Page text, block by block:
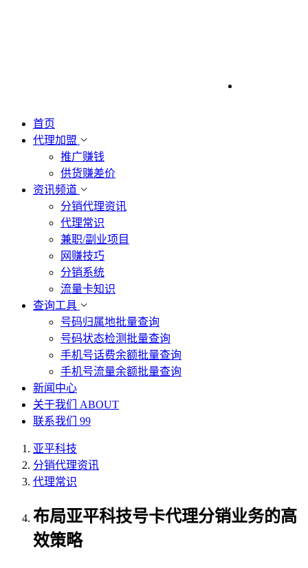
首页
代理加盟
推广赚钱
供货赚差价
资讯频道
分销代理资讯
代理常识
兼职/副业项目
网赚技巧
分销系统
流量卡知识
查询工具
号码归属地批量查询
号码状态检测批量查询
手机号话费余额批量查询
手机号流量余额批量查询
新闻中心
关于我们 ABOUT
联系我们 99
亚平科技
分销代理资讯
代理常识
布局亚平科技号卡代理分销业务的高
效策略